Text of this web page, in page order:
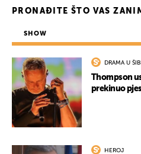
PRONAĐITE ŠTO VAS
SHOW
DRAMA U
Thompson
prekinuo
HEROJ